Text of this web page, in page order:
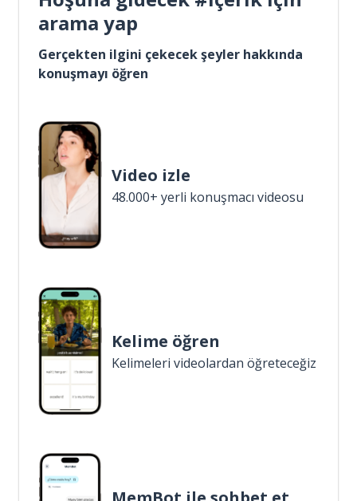
arama yap
Gerçekten ilgini çekecek şeyler hakkında
konuşmayı öğren
Video izle
48.000+ yerli konuşmacı videosu
Kelime öğren
Kelimeleri videolardan öğreteceğiz